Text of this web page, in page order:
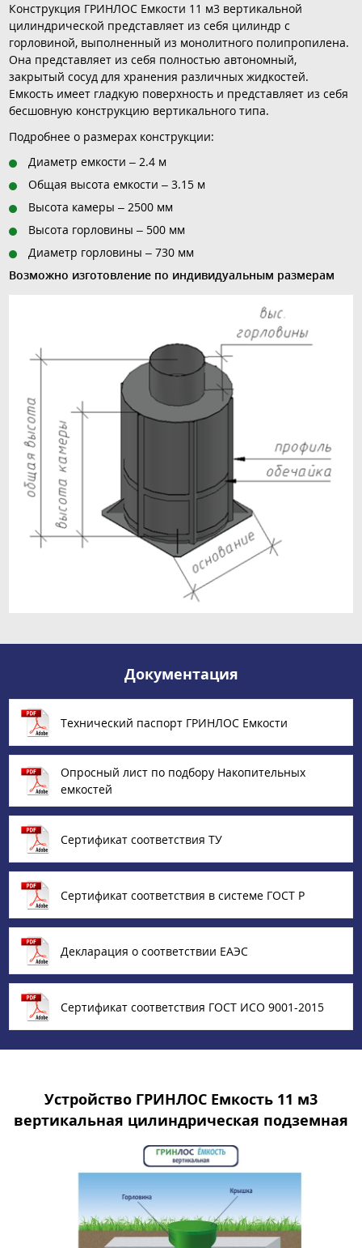
Конструкция ГРИНЛОС Емкости 11 м3 вертикальной
цилиндрической представляет из себя цилиндр с
горловиной, выполненный из монолитного полипропилена.
Она представляет из себя полностью автономный,
закрытый сосуд для хранения различных жидкостей.
Емкость имеет гладкую поверхность и представляет из себя
бесшовную конструкцию вертикального типа.
Подробнее о размерах конструкции:
Диаметр емкости – 2.4 м
Общая высота емкости – 3.15 м
Высота камеры – 2500 мм
Высота горловины – 500 мм
Диаметр горловины – 730 мм
Возможно изготовление по индивидуальным размерам
Документация
Технический паспорт ГРИНЛОС Емкости
Опросный лист по подбору Накопительных
емкостей
Сертификат соответствия ТУ
Сертификат соответствия в системе ГОСТ Р
Декларация о соответствии ЕАЭС
Сертификат соответствия ГОСТ ИСО 9001-2015
Устройство ГРИНЛОС Емкость 11 м3
вертикальная цилиндрическая подземная